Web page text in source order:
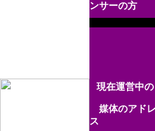
ンサーの方
現在運営中の
媒体のアドレ
ス